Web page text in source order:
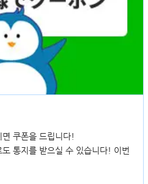
쿠폰을 드립니다!
통지를 받으실 수 있습니다! 이번